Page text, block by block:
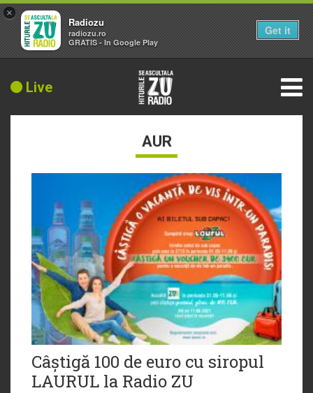
Live
AUR
Câștigă 100 de euro cu siropul
LAURUL la Radio ZU
×
Radiozu
radiozu.ro
GRATIS - In Google Play
Get it